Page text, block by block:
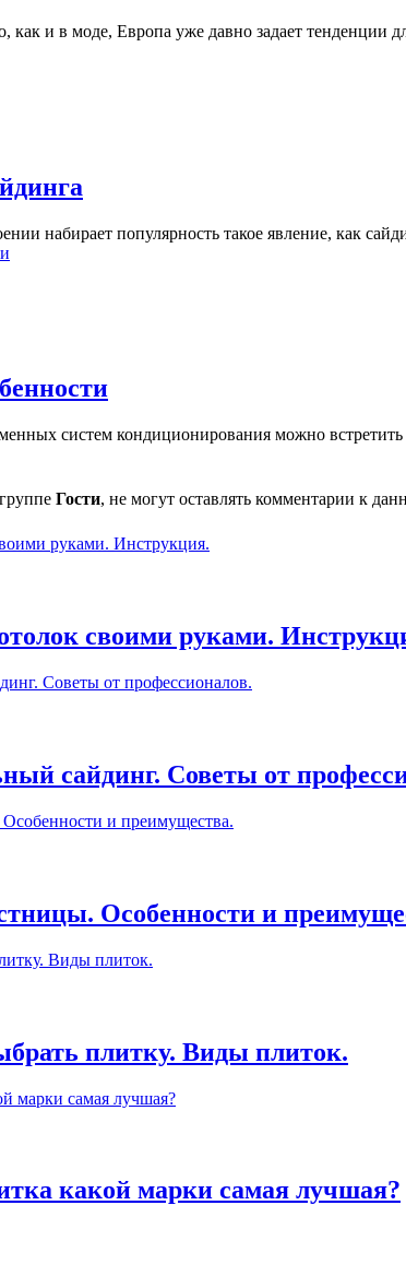
как и в моде, Европа уже давно задает тенденции
набирает популярность такое явление, как
систем кондиционирования можно
Гости, не могут оставлять комментарии к
своими руками.
сайдинг. Советы от
Особенности и
плитку. Виды плиток.
какой марки самая лучшая?